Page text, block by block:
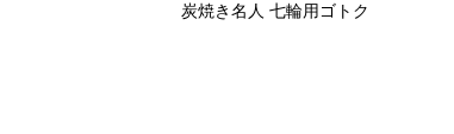
炭焼き名人 七輪用ゴトク